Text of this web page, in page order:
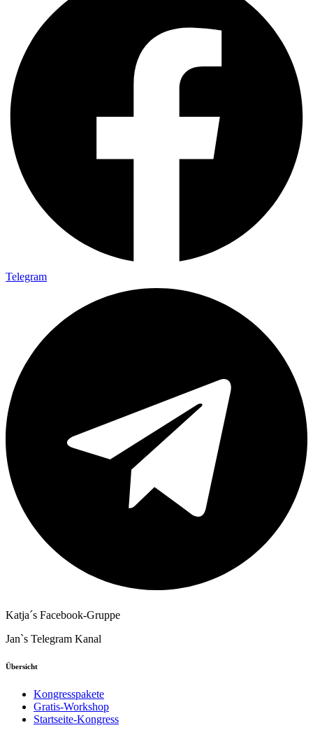
Telegram
Katja´s Facebook-Gruppe
Jan`s Telegram Kanal
Übersicht
Kongresspakete
Gratis-Workshop
Startseite-Kongress